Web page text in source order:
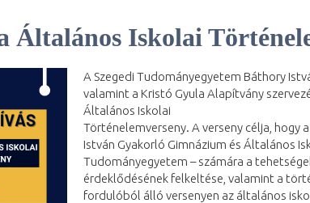
Általános Iskolai
A Szegedi Tudományegyetem Báthory
valamint a Kristó Gyula Alapítvány
Általános Iskolai
Történelemverseny. A verseny célja, hogy
István Gyakorló Gimnázium és Általános
Tudományegyetem – számára a
érdeklődésének felkeltése, valamint a
fordulóból álló versenyen az általános